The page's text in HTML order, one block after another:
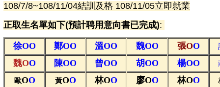
108/7/8~108/11/04結訓及格 108/11/05立即就業
正取生名單如下(預計聘用意向書已完成):
徐OO 鄭OO 溫OO 魏OO 張OO
魏OO 陳OO 曾OO 胡OO 楊OO
歐OO 黃OO 林OO 廖OO 林OO